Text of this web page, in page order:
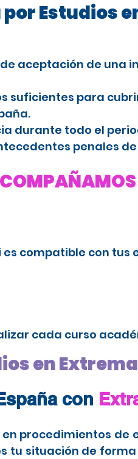
Estudios
aceptación de una
suficientes para
durante todo el
penales
compatible con tus
cada curso
en
con
procedimientos
tu situación de